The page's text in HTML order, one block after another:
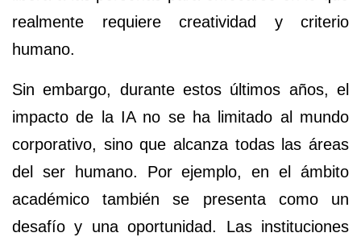
realmente requiere creatividad y criterio
humano.
Sin embargo, durante estos últimos años, el
impacto de la IA no se ha limitado al mundo
corporativo, sino que alcanza todas las áreas
del ser humano. Por ejemplo, en el ámbito
académico también se presenta como un
desafío y una oportunidad. Las instituciones